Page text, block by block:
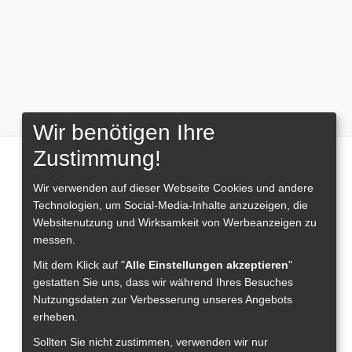
Wir benötigen Ihre
Zustimmung!
Wir verwenden auf dieser Webseite Cookies und andere
Technologien, um Social-Media-Inhalte anzuzeigen, die
Websitenutzung und Wirksamkeit von Werbeanzeigen zu
messen.
Mit dem Klick auf "Alle Einstellungen akzeptieren"
gestatten Sie uns, dass wir während Ihres Besuches
Nutzungsdaten zur Verbesserung unseres Angebots
erheben.
Sollten Sie nicht zustimmen, verwenden wir nur